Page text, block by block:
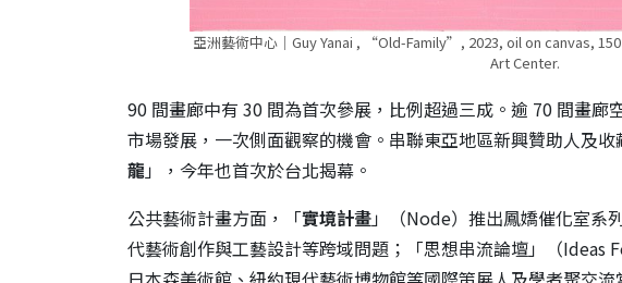
亞洲藝術中心｜Guy Yanai , “Old-Family”, 2023, oil on canvas,
Art Center.
90 間畫廊中有 30 間為首次參展，比例超過三成。逾 70 間畫廊
市場發展，一次側面觀察的機會。串聯東亞地區新興贊助人及
龍」，今年也首次於台北揭幕。
公共藝術計畫方面，「實境計畫」（Node）推出鳳嬌催化室系
代藝術創作與工藝設計等跨域問題；「思想串流論壇」（Ideas